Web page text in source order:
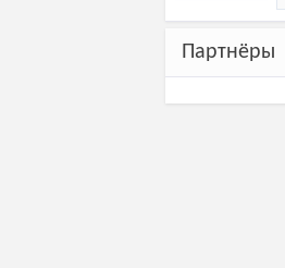
Партнёры